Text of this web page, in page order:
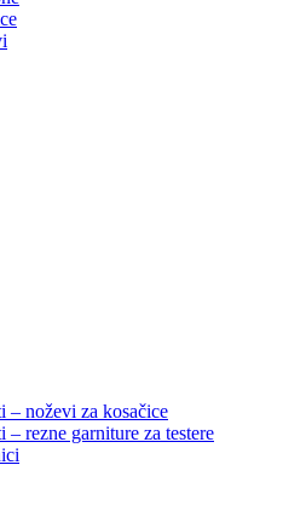
– noževi za kosačice
– rezne garniture za testere